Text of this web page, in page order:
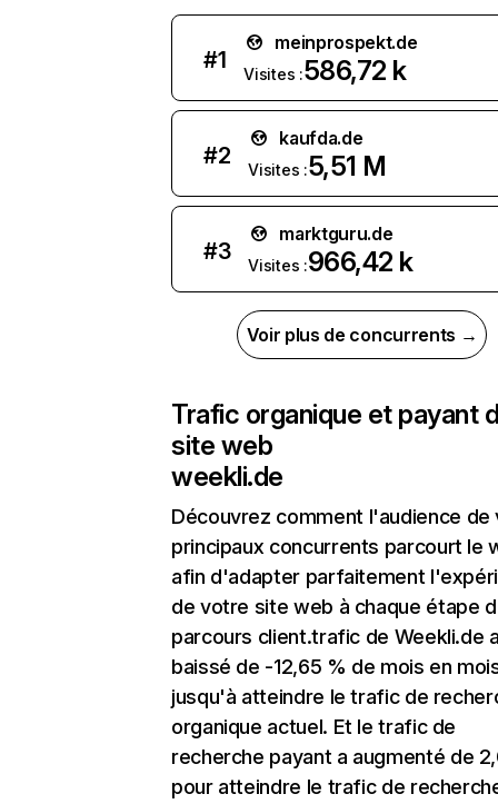
#1
meinprospekt.de
Visites :586,72 k
#2
kaufda.de
Visites :5,51 M
#3
marktguru.de
Visites :966,42 k
Voir plus de concurrents →
Trafic organique et payant
site web
weekli.de
Découvrez comment l'audience de
principaux concurrents parcourt le
afin d'adapter parfaitement
de votre site web à chaque étape
parcours client.trafic de Weekli.de
baissé de -12,65 % de mois en
jusqu'à atteindre le trafic de
organique actuel. Et le trafic de
recherche payant a augmenté de
pour atteindre le trafic de